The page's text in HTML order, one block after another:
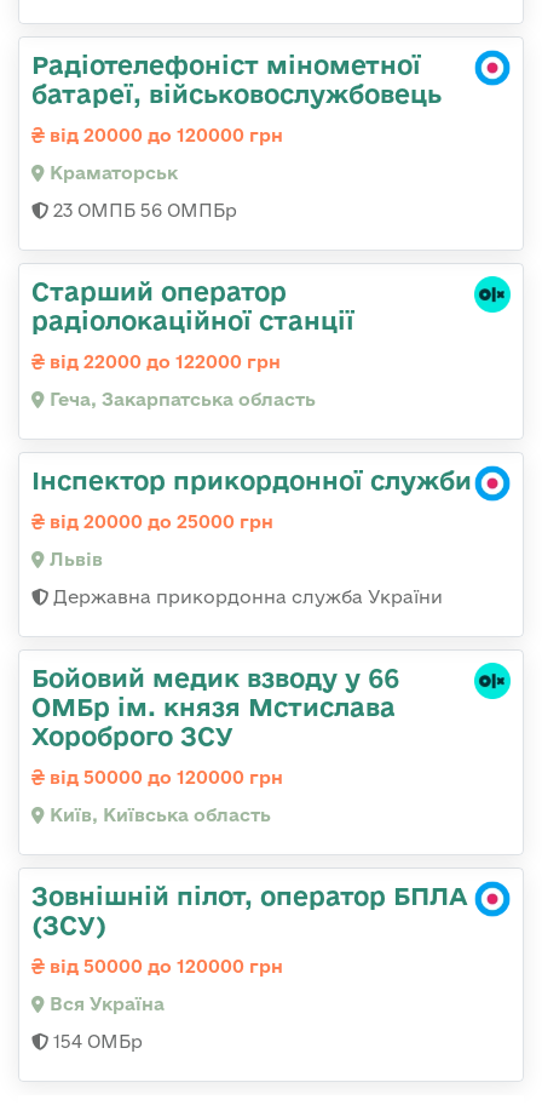
Радіотелефоніст мінометної
батареї, військовослужбовець
від 20000 до 120000 грн
Краматорськ
23 ОМПБ 56 ОМПБр
Старший оператор
радіолокаційної станції
від 22000 до 122000 грн
Геча, Закарпатська область
Інспектор прикордонної служби
від 20000 до 25000 грн
Львів
Державна прикордонна служба України
Бойовий медик взводу у 66
ОМБр ім. князя Мстислава
Хороброго ЗСУ
від 50000 до 120000 грн
Київ, Київська область
Зовнішній пілот, оператор БПЛА
(ЗСУ)
від 50000 до 120000 грн
Вся Україна
154 ОМБр